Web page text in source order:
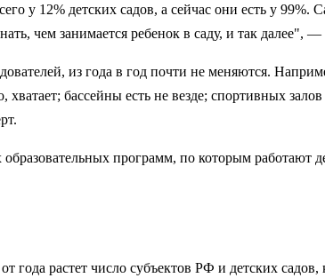
у 12% детских садов, а сейчас они есть у
чем занимается ребенок в саду, и так далее",
из года в год почти не меняются.
бассейны есть не везде; спортивных
программ, по которым работают
года растет число субъектов РФ и детских